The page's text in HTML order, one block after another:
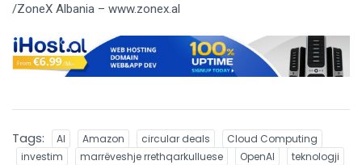
/ZoneX Albania – www.zonex.al
Tags: AI Amazon circular deals
Cloud Computing
investim
marrëveshje rrethqarkulluese OpenAI teknologji